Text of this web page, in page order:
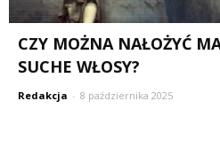
CZY MOŻNA NAŁOŻYĆ
SUCHE WŁOSY?
Redakcja - 8 października 2025